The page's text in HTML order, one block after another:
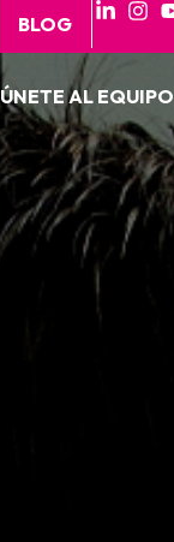
BLOG
ÚNETE AL EQUIPO